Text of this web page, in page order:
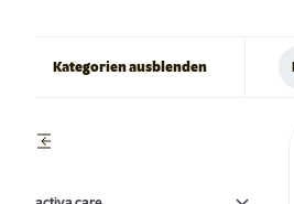
Kategorien ausblenden